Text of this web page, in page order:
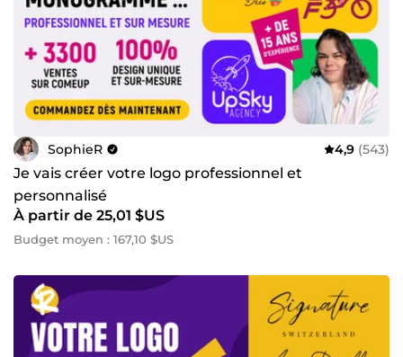
Si vous avez la moindre question, n'hésitez surtout pas à
me contacter ! Je suis impatiente de travailler avec vous et
de participer à la réussite de votre projet. À très bientôt !
SophieR 4,9 (543)
Je vais créer votre logo professionnel et
personnalisé
À partir de 25,01 $US
Budget moyen : 167,10 $US